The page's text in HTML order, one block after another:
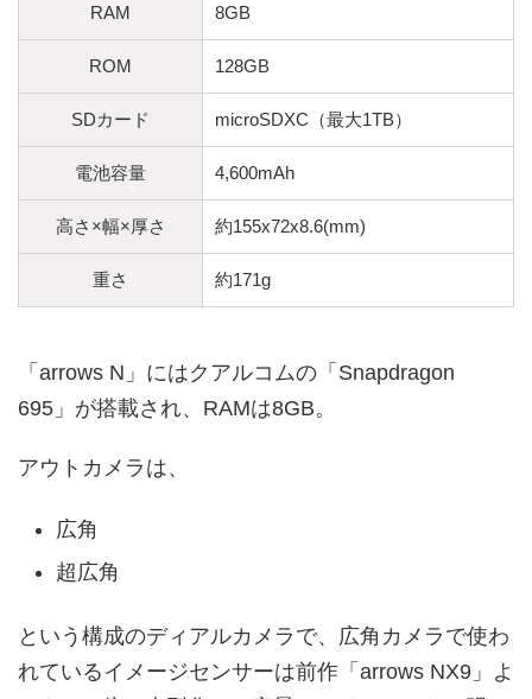
RAM 8GB
ROM 128GB
SDカード microSDXC（最大1TB）
電池容量 4,600mAh
高さ×幅×厚さ 約155x72x8.6(mm)
重さ 約171g
「arrows N」にはクアルコムの「Snapdragon
695」が搭載され、RAMは8GB。
アウトカメラは、
広角
超広角
という構成のディアルカメラで、広角カメラで使わ
れているイメージセンサーは前作「arrows NX9」よ